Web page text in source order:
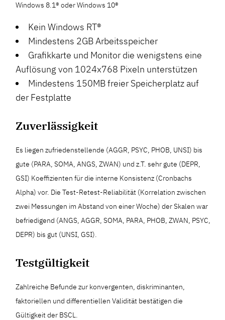
Windows 8.1® oder Windows 10®
Kein Windows RT®
Mindestens 2GB Arbeitsspeicher
Grafikkarte und Monitor die wenigstens eine
Auflösung von 1024x768 Pixeln unterstützen
Mindestens 150MB freier Speicherplatz auf
der Festplatte
Zuverlässigkeit
Es liegen zufriedenstellende (AGGR, PSYC, PHOB, UNSI) bis
gute (PARA, SOMA, ANGS, ZWAN) und z.T. sehr gute (DEPR,
GSI) Koeffizienten für die interne Konsistenz (Cronbachs
Alpha) vor. Die Test-Retest-Reliabilität (Korrelation zwischen
zwei Messungen im Abstand von einer Woche) der Skalen war
befriedigend (ANGS, AGGR, SOMA, PARA, PHOB, ZWAN, PSYC,
DEPR) bis gut (UNSI, GSI).
Testgültigkeit
Zahlreiche Befunde zur konvergenten, diskriminanten,
faktoriellen und differentiellen Validität bestätigen die
Gültigkeit der BSCL.